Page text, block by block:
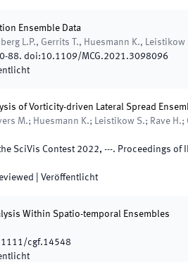
Ensemble Data
L.P., Gerrits T., Huesmann K., Leistikow
-88. doi:10.1109/MCG.2021.3098096
of Vorticity-driven Lateral Spread
M.; Huesmann K.; Leistikow S.; Rave H.;
SciVis Contest 2022, ---. Proceedings of
Veröffentlicht
Within Spatio-temporal Ensembles
cgf.14548